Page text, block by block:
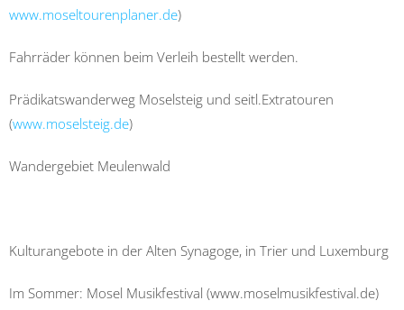
www.moseltourenplaner.de)
Fahrräder können beim Verleih bestellt werden.
Prädikatswanderweg Moselsteig und seitl.Extratouren
(www.moselsteig.de)
Wandergebiet Meulenwald
Kulturangebote in der Alten Synagoge, in Trier und Luxemburg
Im Sommer: Mosel Musikfestival (www.moselmusikfestival.de)